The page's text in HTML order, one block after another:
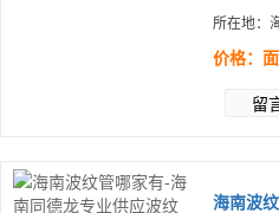
所在地：
价格：
留
海南波